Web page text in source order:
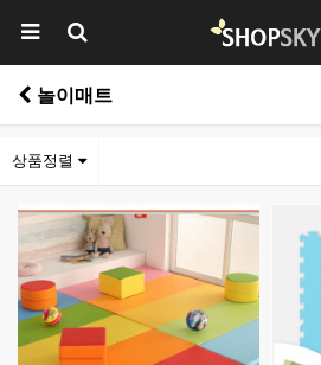
놀이매트
상품정렬